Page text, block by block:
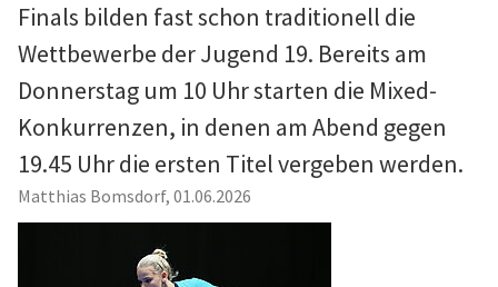
Finals bilden fast schon traditionell die
Wettbewerbe der Jugend 19. Bereits am
Donnerstag um 10 Uhr starten die Mixed-
Konkurrenzen, in denen am Abend gegen
19.45 Uhr die ersten Titel vergeben werden.
Matthias Bomsdorf, 01.06.2026